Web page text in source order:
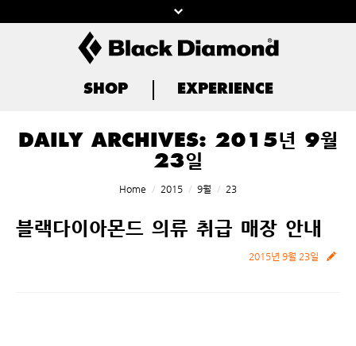
SHOP EXPERIENCE
DAILY ARCHIVES: 2015년 9월
23일
Home 2015 9월 23
블랙다이아몬드 의류 취급 매장 안내
2015년 9월 23일